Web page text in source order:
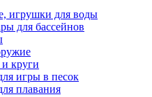
игрушки для воды
для бассейнов
круги
игры в песок
плавания